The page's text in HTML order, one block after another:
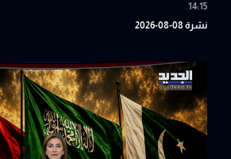
14:15
نشرة 08-08-2026